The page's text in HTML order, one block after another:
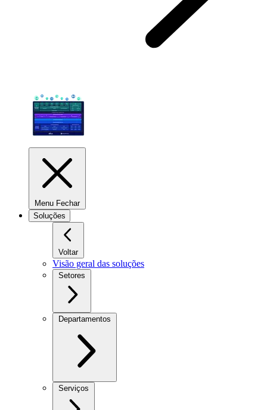
Menu Fechar
Soluções
Voltar
Visão geral das soluções
Setores
Departamentos
Serviços